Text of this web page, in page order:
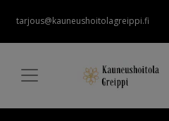
tarjous@kauneushoitolagreippi.fi